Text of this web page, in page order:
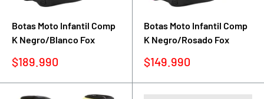
Botas Moto Infantil Comp
K Negro/Blanco Fox
Precio
venta
$189.990
Botas Moto Infantil Comp
K Negro/Rosado Fox
Precio
venta
$149.990